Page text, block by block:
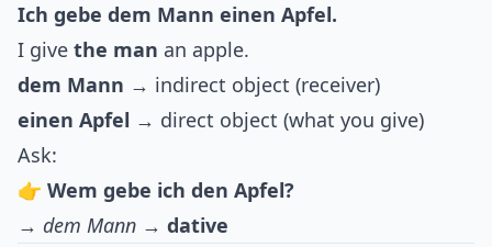
Ich gebe dem Mann einen Apfel.
I give the man an apple.
dem Mann → indirect object (receiver)
einen Apfel → direct object (what you give)
Ask:
👉 Wem gebe ich den Apfel?
→ dem Mann → dative